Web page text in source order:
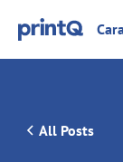
All Posts